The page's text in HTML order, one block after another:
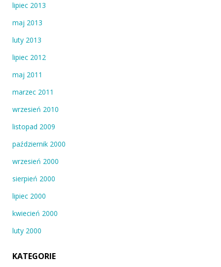
lipiec 2013
maj 2013
luty 2013
lipiec 2012
maj 2011
marzec 2011
wrzesień 2010
listopad 2009
październik 2000
wrzesień 2000
sierpień 2000
lipiec 2000
kwiecień 2000
luty 2000
KATEGORIE